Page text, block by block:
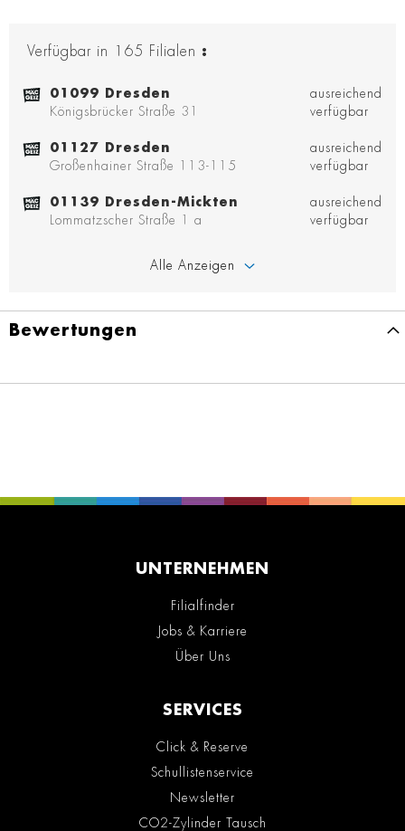
Verfügbar in 165 Filialen :
01099 Dresden
Königsbrücker Straße 31
ausreichend
verfügbar
01127 Dresden
Großenhainer Straße 113-115
ausreichend
verfügbar
01139 Dresden-Mickten
Lommatzscher Straße 1 a
ausreichend
verfügbar
Alle Anzeigen
Bewertungen
UNTERNEHMEN
Filialfinder
Jobs & Karriere
Über Uns
SERVICES
Click & Reserve
Schullistenservice
Newsletter
CO2-Zylinder Tausch